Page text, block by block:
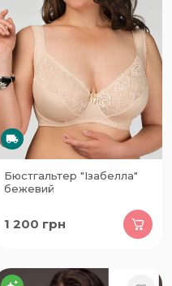
Бюстгальтер "Ізабелла"
бежевий
1 200 грн